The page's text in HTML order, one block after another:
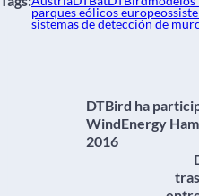
parques eólicos europeos
sistemas de detección de
DTBird ha
WindEnergy
2016